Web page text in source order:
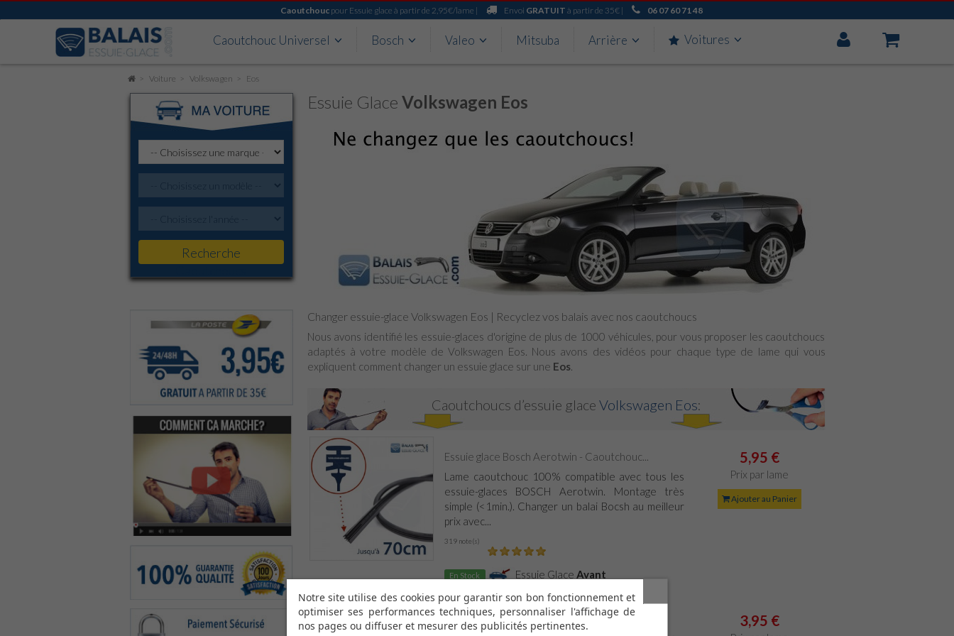
Caoutchoucpour Essuie glace à partir de 2,95€/lame | Envoi GRATUIT à partir de 35€ | 06 07 60 71 48
Caoutchouc Universel Bosch Valeo Mitsuba Arrière Voitures
Mon
Compte
Voiture Volkswagen Eos
Recherche
Essuie Glace Volkswagen Eos
Changer essuie-glace Volkswagen Eos | Recyclez vos balais avec nos caoutchoucs
Nous avons identifié les essuie-glaces d'origine de plus de 1000 véhicules, pour vous proposer les caoutchoucs
adaptés à votre modèle de Volkswagen Eos. Nous avons des vidéos pour chaque type de lame qui vous
expliquent comment changer un essuie glace sur une Eos.
Caoutchoucs d’essuie glace Volkswagen Eos:
Essuie glace Bosch Aerotwin - Caoutchouc...
Lame caoutchouc 100% compatible avec tous les
essuie-glaces BOSCH Aerotwin. Montage très
simple (<1min.). Changer un balai Bocsh au meilleur
prix avec...
319 note(s)
En Stock Essuie GlaceAvant
5,95 €
Prix par lame
Ajouter au Panier
Bosch Aerotwin x6 lames essuie glace 70cm
3,95 €
Notre site utilise des cookies pour garantir son bon fonctionnement et
optimiser ses performances techniques, personnaliser l'affichage de
nos pages ou diffuser et mesurer des publicités pertinentes.